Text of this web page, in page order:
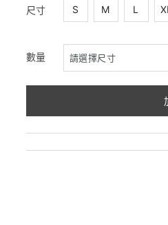
尺寸 S M L XL
數量